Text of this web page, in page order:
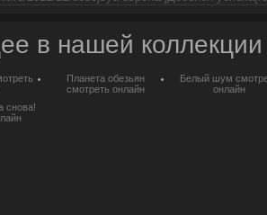
в нашей коллекции
Планета обезьян
смотреть онлайн
Белый шум
онлайн
снова!